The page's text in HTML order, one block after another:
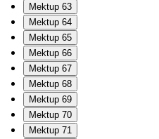
Mektup 63
Mektup 64
Mektup 65
Mektup 66
Mektup 67
Mektup 68
Mektup 69
Mektup 70
Mektup 71